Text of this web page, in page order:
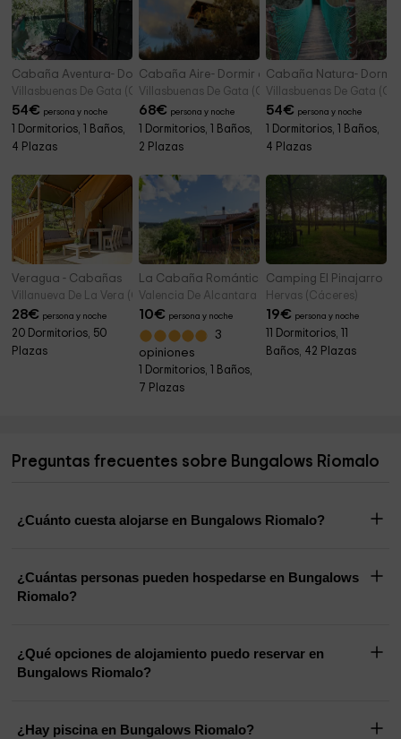
Cabaña Aventura- Dormir en los Árboles
Villasbuenas De Gata (Cáceres)
54€ persona y noche
1 Dormitorios, 1 Baños,
4 Plazas
Cabaña Aire- Dormir en los Árboles
Villasbuenas De Gata (Cáceres)
68€ persona y noche
1 Dormitorios, 1 Baños,
2 Plazas
Cabaña Natura-
Villasbuenas De Gata
54€ persona y noche
1 Dormitorios, 1 Baños,
4 Plazas
Veragua - Cabañas
Villanueva De La Vera (Cáceres)
28€ persona y noche
20 Dormitorios, 50
Plazas
La Cabaña Romántica del Llano
Valencia De Alcantara (Cáceres)
10€ persona y noche
3
opiniones
1 Dormitorios, 1 Baños,
7 Plazas
Camping El Pinajarro
Hervas (Cáceres)
19€ persona y noche
11 Dormitorios, 11
Baños, 42 Plazas
Preguntas frecuentes sobre Bungalows Riomalo
¿Cuánto cuesta alojarse en Bungalows Riomalo?
¿Cuántas personas pueden hospedarse en Bungalows
Riomalo?
¿Qué opciones de alojamiento puedo reservar en
Bungalows Riomalo?
¿Hay piscina en Bungalows Riomalo?